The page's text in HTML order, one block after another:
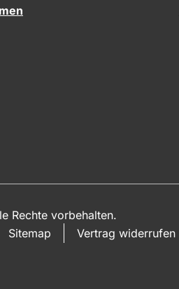
Rechte vorbehalten.
Sitemap Vertrag widerrufen